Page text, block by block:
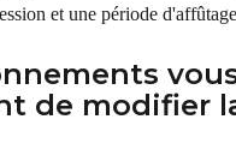
et une période
de modifier